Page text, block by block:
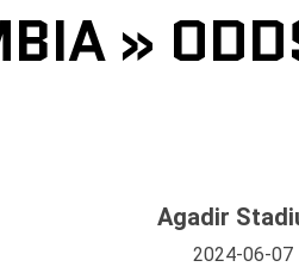
»
Agadir
2024-06-07